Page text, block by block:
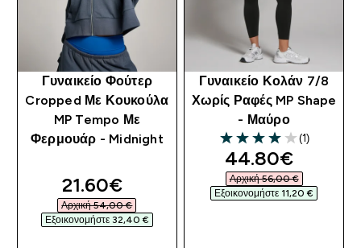
Γυναικείο Φούτερ
Cropped Με Κουκούλα
MP Tempo Με
Φερμουάρ - Midnight
discounted price
21.60€‎
Αρχική 54,00 €‎
Εξοικονομήστε 32,40 €‎
Γυναικείο Κολάν 7/8
Χωρίς Ραφές MP Shape
- Μαύρο
4 out of 5 stars
(1)
discounted
44.80€‎
Αρχική 56,00 €‎
Εξοικονομήστε 11,20 €‎